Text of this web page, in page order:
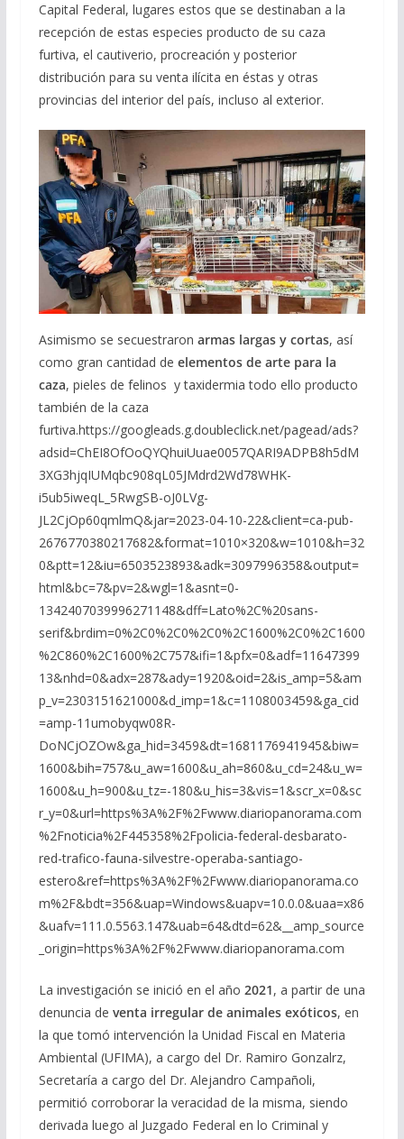
Capital Federal, lugares estos que se destinaban a la
recepción de estas especies producto de su caza
furtiva, el cautiverio, procreación y posterior
distribución para su venta ilícita en éstas y otras
provincias del interior del país, incluso al exterior.
Asimismo se secuestraron armas largas y cortas, así
como gran cantidad de elementos de arte para la
caza, pieles de felinos y taxidermia todo ello producto
también de la caza
furtiva.https://googleads.g.doubleclick.net/pagead/ads?
adsid=ChEI8OfOoQYQhuiUuae0057QARI9ADPB8h5dM
3XG3hjqIUMqbc908qL05JMdrd2Wd78WHK-
i5ub5iweqL_5RwgSB-oJ0LVg-
JL2CjOp60qmlmQ&jar=2023-04-10-22&client=ca-pub-
2676770380217682&format=1010×320&w=1010&h=32
0&ptt=12&iu=6503523893&adk=3097996358&output=
html&bc=7&pv=2&wgl=1&asnt=0-
1342407039996271148&dff=Lato%2C%20sans-
serif&brdim=0%2C0%2C0%2C0%2C1600%2C0%2C1600
%2C860%2C1600%2C757&ifi=1&pfx=0&adf=11647399
13&nhd=0&adx=287&ady=1920&oid=2&is_amp=5&am
p_v=2303151621000&d_imp=1&c=1108003459&ga_cid
=amp-11umobyqw08R-
DoNCjOZOw&ga_hid=3459&dt=1681176941945&biw=
1600&bih=757&u_aw=1600&u_ah=860&u_cd=24&u_w=
1600&u_h=900&u_tz=-180&u_his=3&vis=1&scr_x=0&sc
r_y=0&url=https%3A%2F%2Fwww.diariopanorama.com
%2Fnoticia%2F445358%2Fpolicia-federal-desbarato-
red-trafico-fauna-silvestre-operaba-santiago-
estero&ref=https%3A%2F%2Fwww.diariopanorama.co
m%2F&bdt=356&uap=Windows&uapv=10.0.0&uaa=x86
&uafv=111.0.5563.147&uab=64&dtd=62&__amp_source
_origin=https%3A%2F%2Fwww.diariopanorama.com
La investigación se inició en el año 2021, a partir de una
denuncia de venta irregular de animales exóticos, en
la que tomó intervención la Unidad Fiscal en Materia
Ambiental (UFIMA), a cargo del Dr. Ramiro Gonzalrz,
Secretaría a cargo del Dr. Alejandro Campañoli,
permitió corroborar la veracidad de la misma, siendo
derivada luego al Juzgado Federal en lo Criminal y